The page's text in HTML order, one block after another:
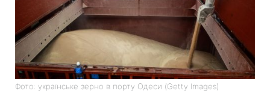
Фото: українське зерно в порту Одеси (Getty Images)